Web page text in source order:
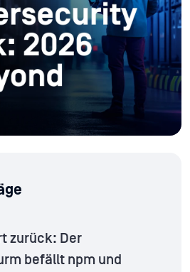
zurück: Der
befällt npm und